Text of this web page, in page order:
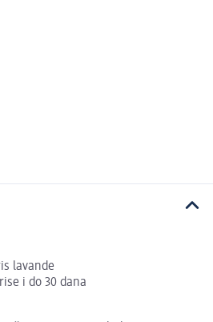
lavande
i do 30 dana